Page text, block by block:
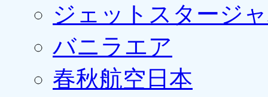
ジェットスタージ
バニラエア
春秋航空日本